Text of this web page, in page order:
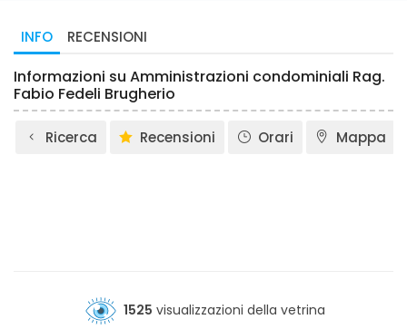
INFO RECENSIONI
Informazioni su Amministrazioni condominiali Rag.
Fabio Fedeli Brugherio
Ricerca Recensioni Orari Mappa
1525 visualizzazioni della vetrina